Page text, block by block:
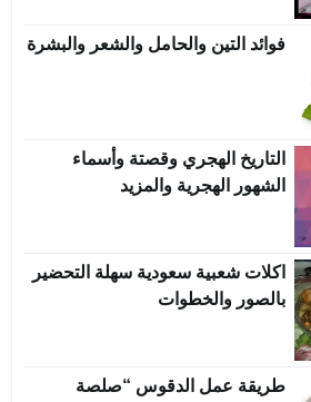
فوائد التين والحامل والشعر والبشرة
التاريخ الهجري وقصتة وأسماء
الشهور الهجرية والمزيد
اكلات شعبية سعودية سهلة التحضير
بالصور والخطوات
طريقة عمل الدقوس “صلصة